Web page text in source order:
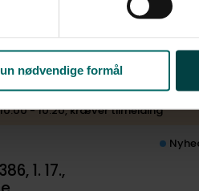
nødvendige formål
- 10.20, kræver tilmelding
1. 17.,